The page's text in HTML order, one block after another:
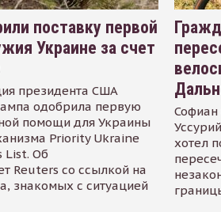
поставку первой
Украине за счет
президента США
одобрила первую
помощи для Украины
Priority Ukraine
List. Об
Reuters со ссылкой на
знакомых с ситуацией
Софиан
хотел